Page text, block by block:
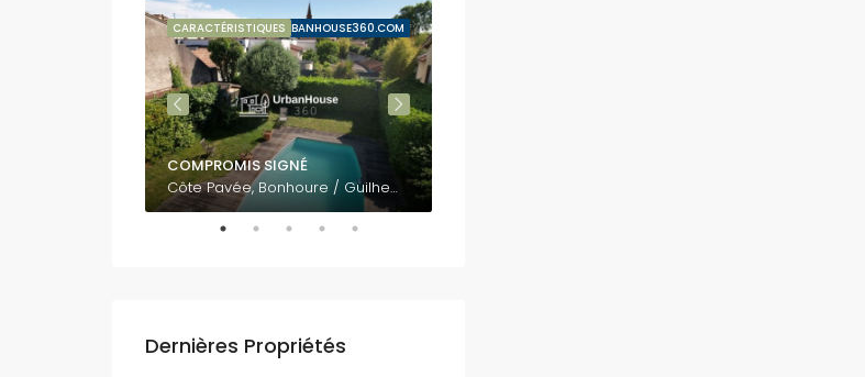
BY URBANHOUSE360.COM
CARACTÉRISTIQUES
COMPROMIS SIGNÉ
Côte Pavée, Bonhoure / Guilheméry / Château de l'Hers / Limayrac / Côte Pavée, Toulouse, Haute-Garonne, Occitanie, France métropolitaine, 31400, France
Dernières Propriétés